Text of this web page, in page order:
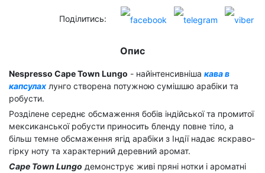
Поділитись:
Опис
Nespresso Cape Town Lungo - найінтенсивніша кава в
капсулах лунго створена потужною сумішшю арабіки та
робусти.
Розділене середнє обсмаження бобів індійської та промитої
мексиканської робусти приносить бленду повне тіло, а
більш темне обсмаження ягід арабіки з Індії надає яскраво-
гірку ноту та характерний деревний аромат.
Cape Town Lungo демонструє живі пряні нотки і ароматні